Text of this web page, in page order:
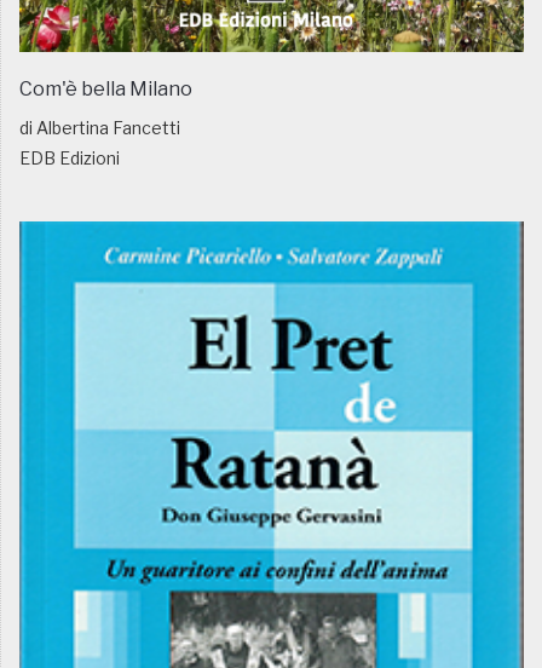
Com'è bella Milano
di Albertina Fancetti
EDB Edizioni